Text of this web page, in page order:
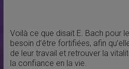
Voilà ce que disait E. Bach pour
besoin d’être fortifiées, afin
de leur travail et retrouver la
la confiance en la vie.